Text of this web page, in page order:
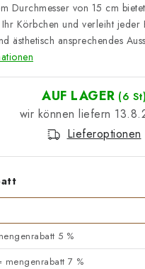
Durchmesser von 15 cm
Körbchen und verleiht jeder
ästhetisch ansprechendes
AUF LAGER (6 St)
Lieferoptionen
5 %
mengenrabatt 7 %